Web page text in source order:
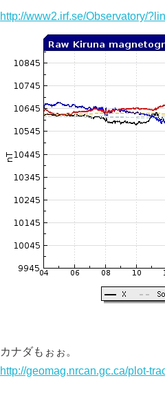
http://www2.irf.se/Observatory/
カナダもぉぉ。
http://geomag.nrcan.gc.ca/plot-